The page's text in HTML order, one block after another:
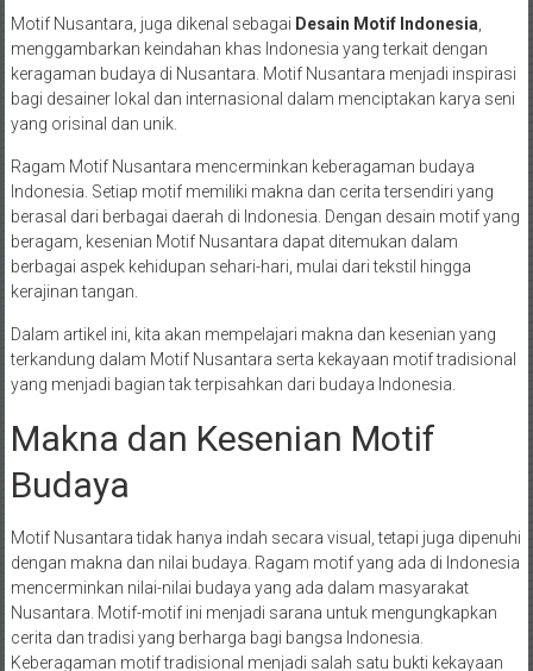
Motif Nusantara, juga dikenal sebagai Desain Motif Indonesia
menggambarkan keindahan khas Indonesia yang terkait dengan
keragaman budaya di Nusantara. Motif Nusantara menjadi inspirasi
bagi desainer lokal dan internasional dalam menciptakan karya seni
yang orisinal dan unik.
Ragam Motif Nusantara mencerminkan keberagaman budaya
Indonesia. Setiap motif memiliki makna dan cerita tersendiri yang
berasal dari berbagai daerah di Indonesia. Dengan desain motif yang
beragam, kesenian Motif Nusantara dapat ditemukan dalam
berbagai aspek kehidupan sehari-hari, mulai dari tekstil hingga
kerajinan tangan.
Dalam artikel ini, kita akan mempelajari makna dan kesenian yang
terkandung dalam Motif Nusantara serta kekayaan motif tradisional
yang menjadi bagian tak terpisahkan dari budaya Indonesia.
Makna dan Kesenian Motif
Budaya
Motif Nusantara tidak hanya indah secara visual, tetapi juga dipenuhi
dengan makna dan nilai budaya. Ragam motif yang ada di Indonesia
mencerminkan nilai-nilai budaya yang ada dalam masyarakat
Nusantara. Motif-motif ini menjadi sarana untuk mengungkapkan
cerita dan tradisi yang berharga bagi bangsa Indonesia.
Keberagaman motif tradisional menjadi salah satu bukti kekayaan